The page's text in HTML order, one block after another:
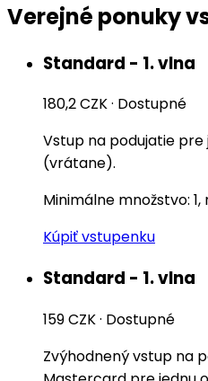
Verejné ponuky
Standard - 1. vlna
180,2 CZK· Dostupné
Vstup na podujatie pre
(vrátane).
Minimálne množstvo:
Kúpiť vstupenku
Standard - 1. vlna
159 CZK· Dostupné
Zvýhodnený vstup na